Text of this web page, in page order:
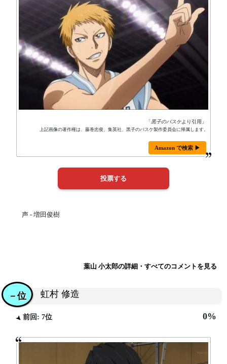
「黒子のバスケより引用」
上記画像の著作権は、藤巻忠俊、集英社、黒子のバスケ製作委員会に帰属します。
Amazon で検索 ▶
声 - 増田俊樹
葉山 小太郎の詳細・すべてのコメントを見る
虹村 修造
－位
前回: 7位 0%